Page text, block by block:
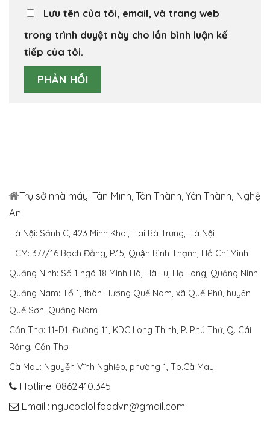
Lưu tên của tôi, email, và trang web
trong trình duyệt này cho lần bình luận kế
tiếp của tôi.
Trụ sở nhà máy: Tân Minh, Tân Thành, Yên Thành, Nghệ
An
Hà Nội: Sảnh C, 423 Minh Khai, Hai Bà Trưng, Hà Nội
HCM: 377/16 Bạch Đằng, P.15, Quận Bình Thạnh, Hồ Chí Minh
Quảng Ninh: Số 1 ngõ 18 Minh Hà, Hà Tu, Hạ Long, Quảng Ninh
Quảng Nam: Tổ 1, thôn Hương Quế Nam, xã Quế Phú, huyện
Quế Sơn, Quảng Nam
Cần Thơ: 11-D1, Đường 11, KDC Long Thịnh, P. Phú Thứ, Q. Cái
Răng, Cần Thơ
Cà Mau: Nguyễn Vĩnh Nghiệp, phường 1, Tp.Cà Mau
Hotline: 0862.410.345
Email : ngucoclolifoodvn@gmail.com